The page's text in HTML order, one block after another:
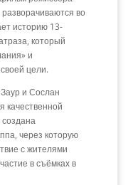
во
историю 13-
который
и
цели.
Заур и Сослан
качественной
создана
через которую
с жителями
в съёмках в